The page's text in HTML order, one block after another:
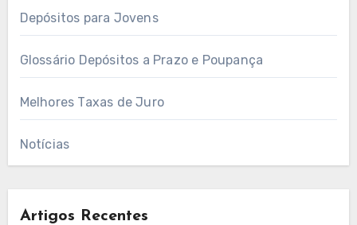
Depósitos para Jovens
Glossário Depósitos a Prazo e Poupança
Melhores Taxas de Juro
Notícias
Artigos Recentes